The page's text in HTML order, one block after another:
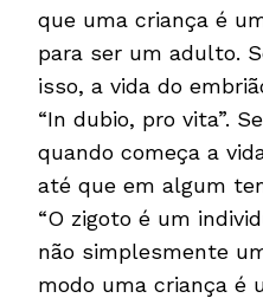
que uma criança é
para ser um adulto.
isso, a vida do
“In dubio, pro vita”.
quando começa a
até que em algum
“O zigoto é um
não simplesmente
modo uma criança é